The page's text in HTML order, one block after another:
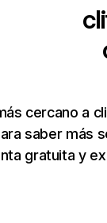
cercano a
saber más
gratuita y